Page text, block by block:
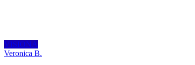
VISIONA
Veronica B.